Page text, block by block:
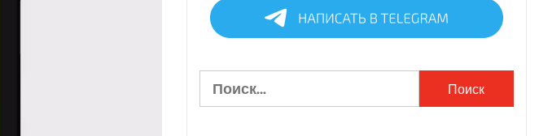
Найти: